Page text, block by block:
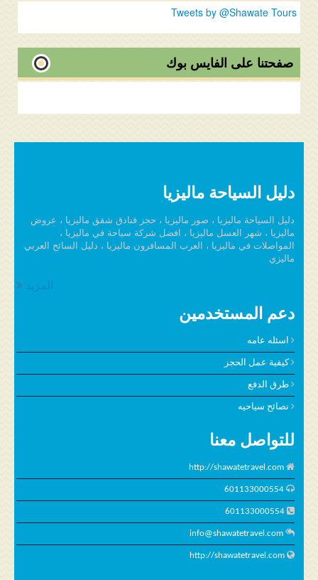
Tweets by @Shawate Tours
صفحتنا على الفايس بوك
دليل السياحة ماليزيا
دليل السياحة ماليزيا ، صور ماليزيا ، حجز فنادق شقق ماليزيا ، عروض
ماليزيا ، شهر العسل ماليزيا ، افضل شركة سياحة في ماليزيا ،
المواصلات في ماليزيا ، العرب المسافرون ماليزيا ، دليل السائح العربي
ماليزي
المزيد
دعم المستخدمين
اسئله عامه
كيفية عمل الحجز
طرق الدفع
نصائح سياحيه
للتواصل معنا
http://shawatetravel.com
601133000554
601133000554
info@shawatetravel.com
http://shawatetravel.com